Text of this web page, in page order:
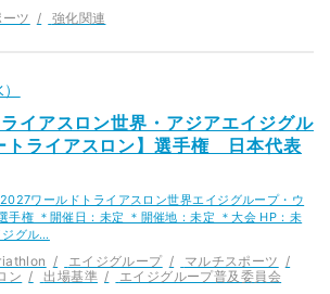
ツ 強化関連
イアスロン世界・アジアエイジグル
トライアスロン】選手権 日本代表
2027ワールドトライアスロン世界エイジグループ・ウ
手権 ＊開催日：未定 ＊開催地：未定 ＊大会 HP：未
グル…
エイジグループ
マルチスポーツ
ン
出場基準 エイジグループ普及委員会